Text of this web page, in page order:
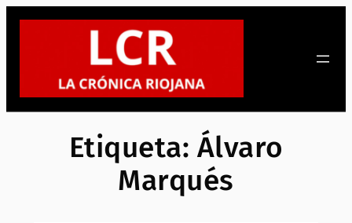
Saltar
Etiqueta: Álvaro
Marqués